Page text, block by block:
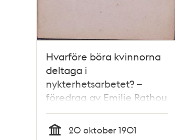
Hvarföre böra kvinnorna
deltaga i
nykterhetsarbetet? –
föredrag av Emilie Rathou
20 oktober 1901